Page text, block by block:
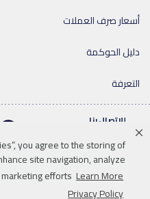
you agree to the storing of
site navigation, analyze
efforts Learn More
Privacy Policy
أسعار صرف العملات
دليل الحوكمة
التعرفة
للإتصال بنا
twitteryoutube